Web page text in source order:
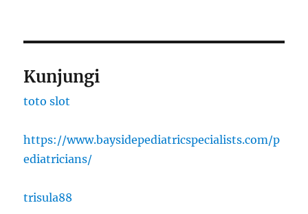
Kunjungi
toto slot
https://www.baysidepediatricspecialists.com/p
ediatricians/
trisula88